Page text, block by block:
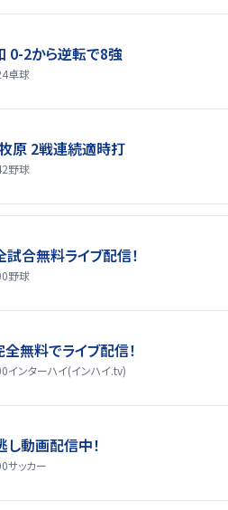
0-2から逆転で8強
卓球
牧原 2戦連続適時打
野球
合無料ライブ配信！
野球
無料でライブ配信！
インターハイ(インハイ.tv)
動画配信中！
サッカー